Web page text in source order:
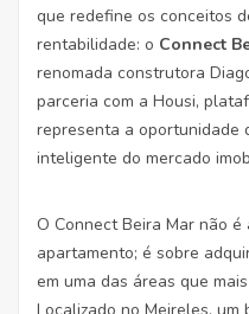
que redefine os conceitos
rentabilidade: o Connect
renomada construtora
parceria com a Housi,
representa a oportunidade
inteligente do mercado
O Connect Beira Mar não
apartamento; é sobre
em uma das áreas que